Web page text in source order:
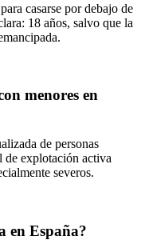
casarse por debajo de
18 años, salvo que la
menores en
de personas
de explotación activa
severos.
en España?